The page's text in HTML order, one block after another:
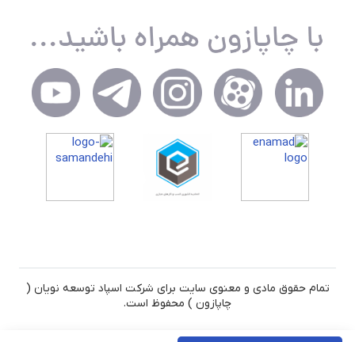
تمام حقوق مادی و معنوی سایت برای شرکت اسپاد توسعه نویان (
چاپازون ) محفوظ است.